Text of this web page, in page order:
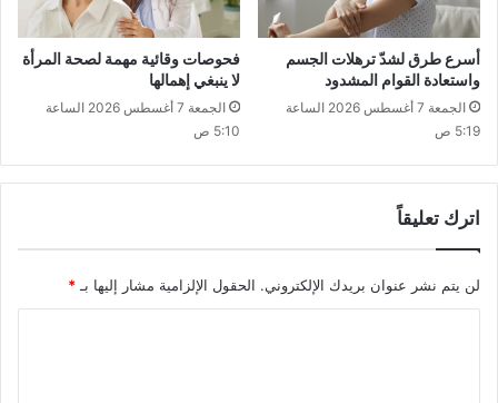
أسرع طرق لشدّ ترهلات الجسم
واستعادة القوام المشدود
الجمعة 7 أغسطس 2026 الساعة
5:19 ص
فحوصات وقائية مهمة لصحة المرأة
لا ينبغي إهمالها
الجمعة 7 أغسطس 2026 الساعة
5:10 ص
اترك تعليقاً
لن يتم نشر عنوان بريدك الإلكتروني. الحقول الإلزامية مشار إليها بـ*